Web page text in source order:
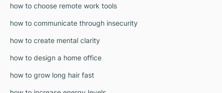
how to choose remote work tools
how to communicate through insecurity
how to create mental clarity
how to design a home office
how to grow long hair fast